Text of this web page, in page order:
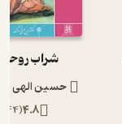
شراب
حسین الهی
4.8
(
44